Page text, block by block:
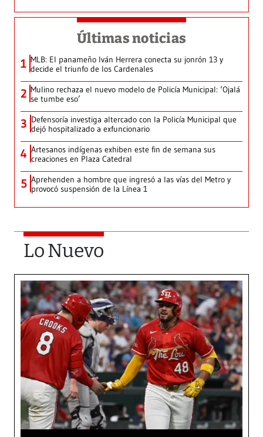
Últimas noticias
1 MLB: El panameño Iván Herrera conecta su jonrón 13 y
decide el triunfo de los Cardenales
2 Mulino rechaza el nuevo modelo de Policía Municipal: ‘Ojalá
se tumbe eso’
3 Defensoría investiga altercado con la Policía Municipal que
dejó hospitalizado a exfuncionario
4 Artesanos indígenas exhiben este fin de semana sus
creaciones en Plaza Catedral
5 Aprehenden a hombre que ingresó a las vías del Metro y
provocó suspensión de la Línea 1
Lo Nuevo